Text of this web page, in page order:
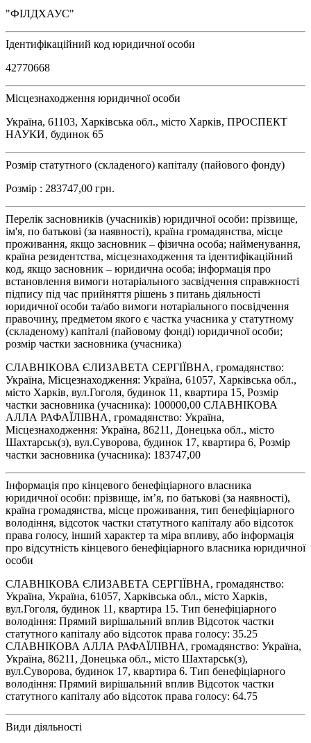
"ФІЛДХАУС"
Ідентифікаційний код юридичної особи
42770668
Місцезнаходження юридичної особи
Україна, 61103, Харківська обл., місто Харків, ПРОСПЕКТ
НАУКИ, будинок 65
Розмір статутного (складеного) капіталу (пайового фонду)
Розмір : 283747,00 грн.
Перелік засновників (учасників) юридичної особи: прізвище,
ім'я, по батькові (за наявності), країна громадянства, місце
проживання, якщо засновник – фізична особа; найменування,
країна резидентства, місцезнаходження та ідентифікаційний
код, якщо засновник – юридична особа; інформація про
встановлення вимоги нотаріального засвідчення справжності
підпису під час прийняття рішень з питань діяльності
юридичної особи та/або вимоги нотаріального посвідчення
правочину, предметом якого є частка учасника у статутному
(складеному) капіталі (пайовому фонді) юридичної особи;
розмір частки засновника (учасника)
СЛАВНІКОВА ЄЛИЗАВЕТА СЕРГІЇВНА, громадянство:
Україна, Місцезнаходження: Україна, 61057, Харківська обл.,
місто Харків, вул.Гоголя, будинок 11, квартира 15, Розмір
частки засновника (учасника): 100000,00 СЛАВНІКОВА
АЛЛА РАФАЇЛІВНА, громадянство: Україна,
Місцезнаходження: Україна, 86211, Донецька обл., місто
Шахтарськ(з), вул.Суворова, будинок 17, квартира 6, Розмір
частки засновника (учасника): 183747,00
Інформація про кінцевого бенефіціарного власника
юридичної особи: прізвище, ім’я, по батькові (за наявності),
країна громадянства, місце проживання, тип бенефіціарного
володіння, відсоток частки статутного капіталу або відсоток
права голосу, інший характер та міра впливу, або інформація
про відсутність кінцевого бенефіціарного власника юридичної
особи
СЛАВНІКОВА ЄЛИЗАВЕТА СЕРГІЇВНА, громадянство:
Україна, Україна, 61057, Харківська обл., місто Харків,
вул.Гоголя, будинок 11, квартира 15. Тип бенефіціарного
володіння: Прямий вирішальний вплив Відсоток частки
статутного капіталу або відсоток права голосу: 35.25
СЛАВНІКОВА АЛЛА РАФАЇЛІВНА, громадянство: Україна,
Україна, 86211, Донецька обл., місто Шахтарськ(з),
вул.Суворова, будинок 17, квартира 6. Тип бенефіціарного
володіння: Прямий вирішальний вплив Відсоток частки
статутного капіталу або відсоток права голосу: 64.75
Види діяльності